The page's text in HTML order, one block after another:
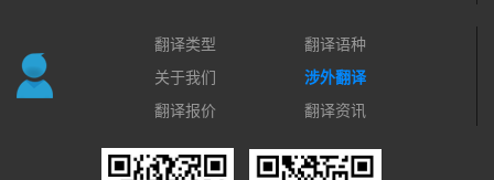
翻译类型
翻译语种
关于我们
涉外翻译
翻译报价
翻译资讯